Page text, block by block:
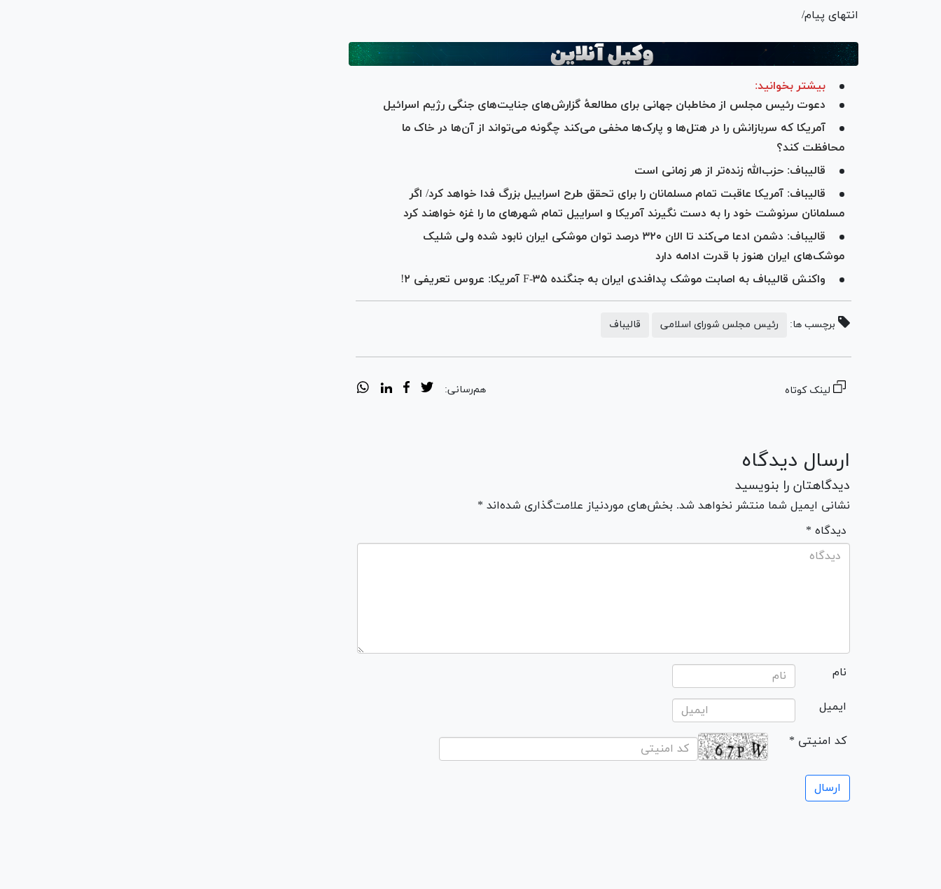
انتهای پیام/
بیشتر بخوانید:
دعوت رئیس مجلس از مخاطبان جهانی برای مطالعهٔ گزارش‌های جنایت‌های جنگی رژیم اسرائیل
آمریکا که سربازانش را در هتل‌ها و پارک‌ها مخفی می‌کند چگونه می‌تواند از آن‌ها در خاک ما
محافظت کند؟
قالیباف: حزب‌الله زنده‌تر از هر زمانی است
قالیباف: آمریکا عاقبت تمام مسلمانان را برای تحقق طرح اسراییل بزرگ فدا خواهد کرد/ اگر
مسلمانان سرنوشت خود را به دست نگیرند آمریکا و اسراییل تمام شهر‌های ما را غزه خواهند کرد
قالیباف: دشمن ادعا می‌کند تا الان ۳۲۰ درصد توان موشکی ایران نابود شده ولی شلیک
موشک‌های ایران هنوز با قدرت ادامه دارد
واکنش قالیباف به اصابت موشک پدافندی ایران به جنگنده F-۳۵ آمریکا: عروس تعریفی ۲!
برچسب ها: رئیس مجلس شورای اسلامی قالیباف
لینک کوتاه هم‌رسانی:
ارسال دیدگاه
دیدگاهتان را بنویسید
نشانی ایمیل شما منتشر نخواهد شد. بخش‌های موردنیاز علامت‌گذاری شده‌اند *
* دیدگاه
نام
ایمیل
* کد امنیتی